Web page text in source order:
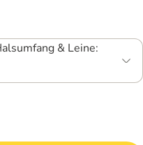
& Leine: